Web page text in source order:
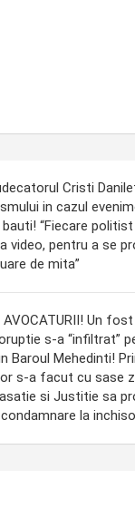
Cristi
in cazul
“Fiecare
video, pentru a se
de mita”
AVOCATURII! Un
s-a “infiltrat”
Baroul Mehedinti!
s-a facut cu sase
si Justitie sa
condamnare la